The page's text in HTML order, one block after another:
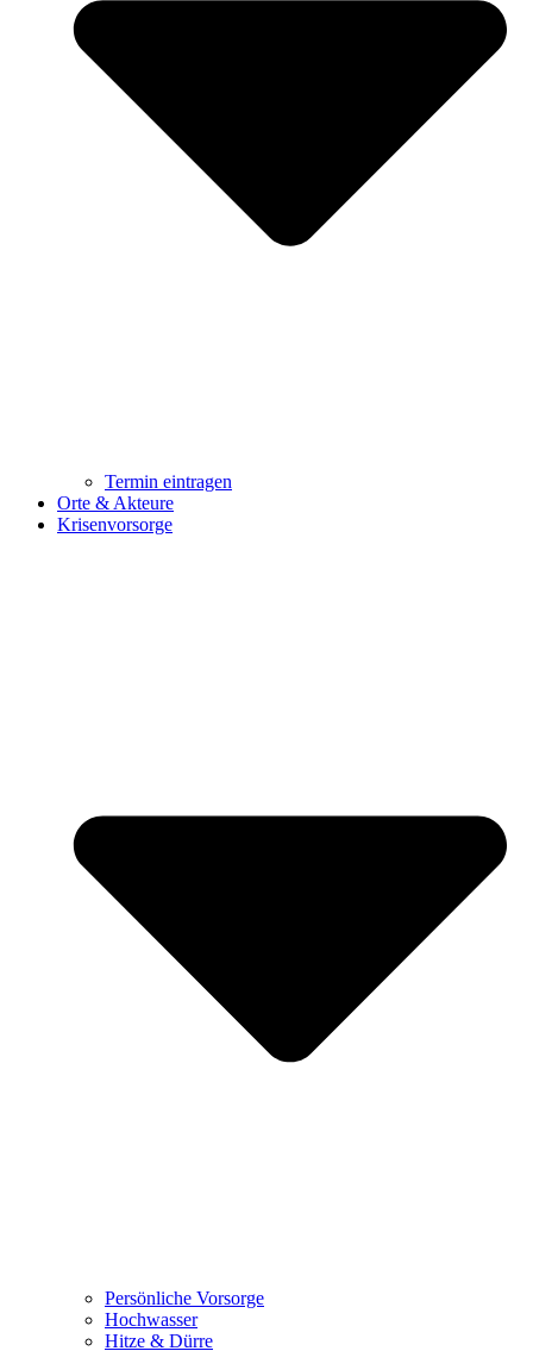
Termin eintragen
Orte & Akteure
Krisenvorsorge
Persönliche Vorsorge
Hochwasser
Hitze & Dürre